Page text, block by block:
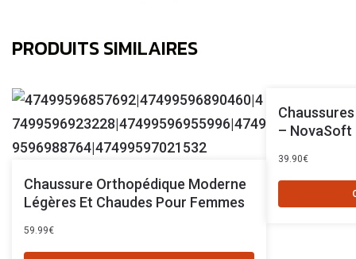
PRODUITS SIMILAIRES
Chaussure Orthopédique Moderne
Légères Et Chaudes Pour Femmes
59.99€
– NovaSoft
39.90€